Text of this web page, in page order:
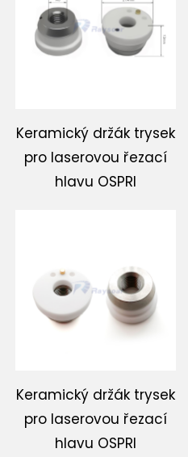
Keramický držák trysek
pro laserovou řezací
hlavu OSPRI
Keramický držák trysek
pro laserovou řezací
hlavu OSPRI